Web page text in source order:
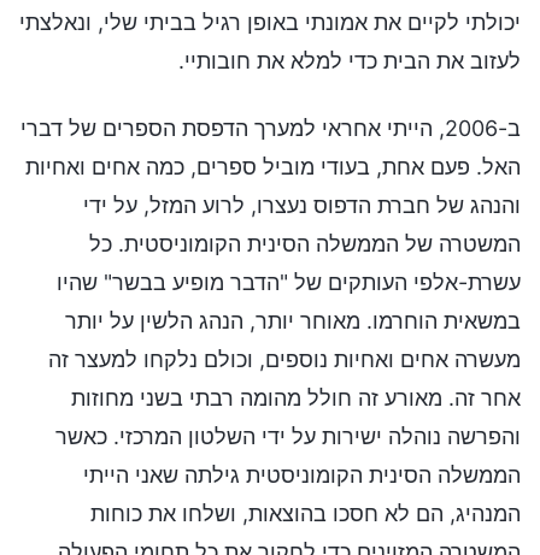
יכולתי לקיים את אמונתי באופן רגיל בביתי שלי, ונאלצתי
לעזוב את הבית כדי למלא את חובותיי.
ב-2006, הייתי אחראי למערך הדפסת הספרים של דברי
האל. פעם אחת, בעודי מוביל ספרים, כמה אחים ואחיות
והנהג של חברת הדפוס נעצרו, לרוע המזל, על ידי
המשטרה של הממשלה הסינית הקומוניסטית. כל
עשרת-אלפי העותקים של "הדבר מופיע בבשר" שהיו
במשאית הוחרמו. מאוחר יותר, הנהג הלשין על יותר
מעשרה אחים ואחיות נוספים, וכולם נלקחו למעצר זה
אחר זה. מאורע זה חולל מהומה רבתי בשני מחוזות
והפרשה נוהלה ישירות על ידי השלטון המרכזי. כאשר
הממשלה הסינית הקומוניסטית גילתה שאני הייתי
המנהיג, הם לא חסכו בהוצאות, ושלחו את כוחות